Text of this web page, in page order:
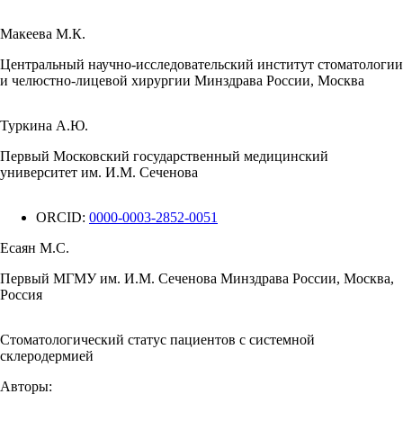
Макеева М.К.
Центральный научно-исследовательский институт стоматологии
и челюстно-лицевой хирургии Минздрава России, Москва
Туркина А.Ю.
Первый Московский государственный медицинский
университет им. И.М. Сеченова
ORCID: 0000-0003-2852-0051
Есаян М.С.
Первый МГМУ им. И.М. Сеченова Минздрава России, Москва,
Россия
Стоматологический статус пациентов с системной
склеродермией
Авторы: